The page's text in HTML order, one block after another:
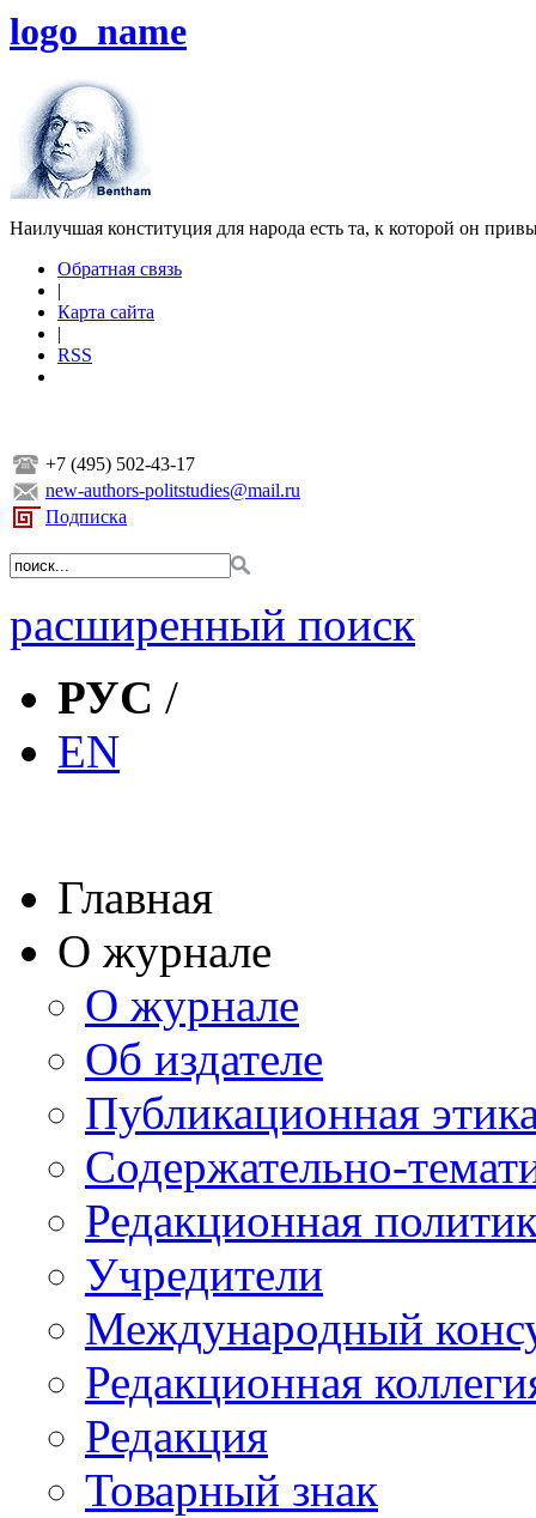
logo_name
Наилучшая конституция для народа есть та, к которой он
Обратная связь
|
Карта сайта
|
RSS
+7 (495) 502-43-17
new-authors-politstudies@mail.ru
Подписка
расширенный поиск
РУС /
EN
Главная
О журнале
О журнале
Об издателе
Публикационная
Содержательно-
Редакционная
Учредители
Международный
Редакционная
Редакция
Товарный знак